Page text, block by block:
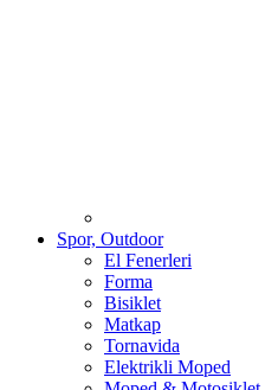
Spor, Outdoor
El Fenerleri
Forma
Bisiklet
Matkap
Tornavida
Elektrikli Moped